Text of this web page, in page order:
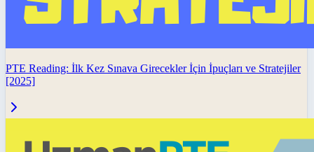
PTE Reading: İlk Kez Sınava Girecekler İçin İpuçları ve Stratejiler
[2025]